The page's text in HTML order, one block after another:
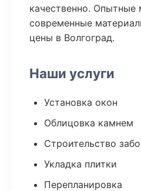
качественно. Опытные
современные
цены в Волгоград.
Наши услуги
Установка окон
Облицовка камнем
Строительство
Укладка плитки
Перепланировка